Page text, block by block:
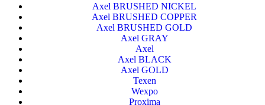
Axel BRUSHED NICKEL
Axel BRUSHED COPPER
Axel BRUSHED GOLD
Axel GRAY
Axel
Axel BLACK
Axel GOLD
Texen
Wexpo
Proxima